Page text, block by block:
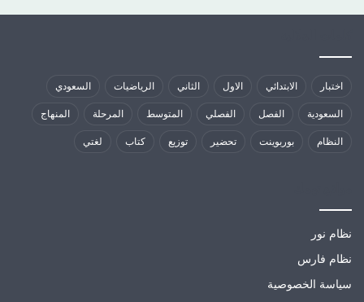
اختبار الابتدائي الاول الثاني الرياضيات السعودي
السعودية الفصل الفصلي المتوسط المرحلة المنهاج
النظام بوربوينت تحضير توزيع كتاب لغتي
نظام نور
نظام فارس
سياسة الخصوصية